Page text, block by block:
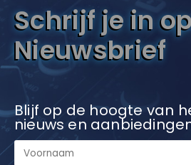
Schrijf je in
Nieuwsbrief
Blijf op de hoogte van
nieuws en